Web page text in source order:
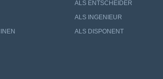
ALS ENTSCHEIDER
ALS INGENIEUR
ALS DISPONENT